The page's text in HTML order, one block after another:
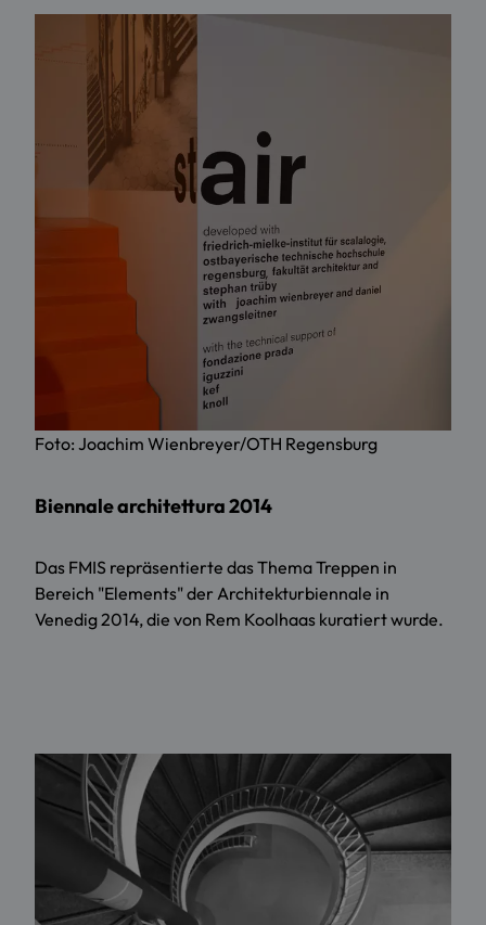
Foto: Joachim Wienbreyer/OTH Regensburg
Biennale architettura 2014
Das FMIS repräsentierte das Thema Treppen in
Bereich "Elements" der Architekturbiennale in
Venedig 2014, die von Rem Koolhaas kuratiert wurde.